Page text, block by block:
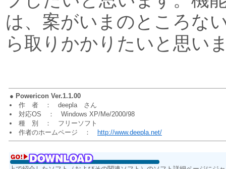
は、案がいまのところな
ら取りかかりたいと思い
● Powericon Ver.1.1.00
作 者 ： deepla さん
対応OS ： Windows XP/Me/2000/98
種 別 ： フリーソフト
作者のホームページ ：
http://www.deepla.net/